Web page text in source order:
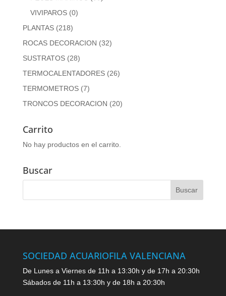
VIVIPAROS (0)
PLANTAS (218)
ROCAS DECORACION (32)
SUSTRATOS (28)
TERMOCALENTADORES (26)
TERMOMETROS (7)
TRONCOS DECORACION (20)
Carrito
No hay productos en el carrito.
Buscar
SOCIEDAD ACUARIOFILA VALENCIANA
De Lunes a Viernes de 11h a 13:30h y de 17h a 20:30h
Sábados de 11h a 13:30h y de 18h a 20:30h